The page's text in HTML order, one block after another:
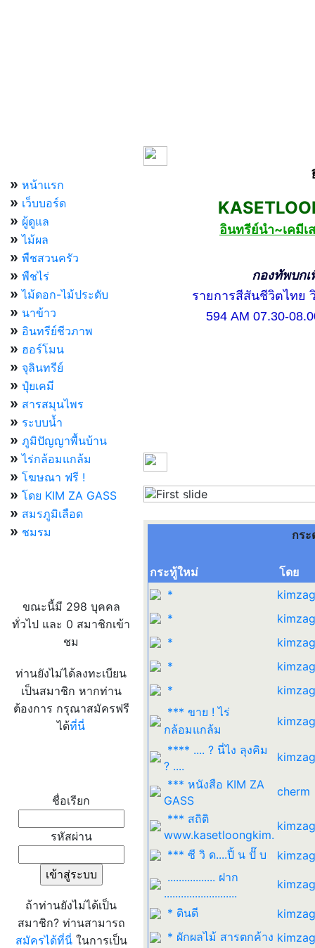
» หน้าแรก
» เว็บบอร์ด
» ผู้ดูแล
» ไม้ผล
» พืชสวนครัว
» พืชไร่
» ไม้ดอก-ไม้ประดับ
» นาข้าว
» อินทรีย์ชีวภาพ
» ฮอร์โมน
» จุลินทรีย์
» ปุ๋ยเคมี
» สารสมุนไพร
» ระบบน้ำ
» ภูมิปัญญาพื้นบ้าน
» ไร่กล้อมแกล้ม
» โฆษณา ฟรี !
» โดย KIM ZA GASS
» สมรภูมิเลือด
» ชมรม
ขณะนี้มี 298 บุคคล
ทั่วไป และ 0 สมาชิกเข้า
ชม
ท่านยังไม่ได้ลงทะเบียน
เป็นสมาชิก หากท่าน
ต้องการ กรุณาสมัครฟรี
ได้ที่นี่
ชื่อเรียก
รหัสผ่าน
ถ้าท่านยังไม่ได้เป็น
สมาชิก? ท่านสามารถ
สมัครได้ที่นี่ในการเป็น
อินทรีย์นำ~เคมีเ
กองทัพบกเพื่อป
รายการสีสันชีวิตไทย วิ
594 AM 07.30-08.00
Previous
กร
กระทู้ใหม่
โดย
*
*
*
*
*
*** ขาย ! ไร่
กล้อมแกล้ม
**** .... ? นี่ไง ลุงคิม
? ....
*** หนังสือ KIM ZA
GASS
cherm
*** สถิติ
www.kasetloongkim.
*** ซี วิ ด....ปิ้ น ปั๊ บ
................. ฝาก
..........................
* ดินดี
* ผักผลไม้ สารตกค้าง